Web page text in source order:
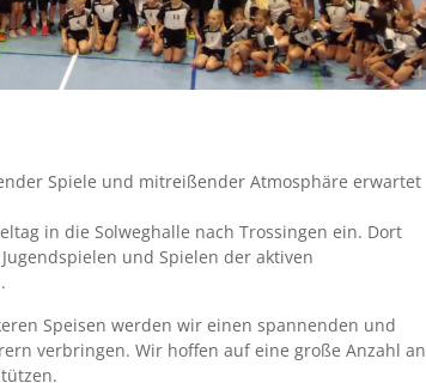
Spiele und mitreißender Atmosphäre erwartet
in die Solweghalle nach Trossingen ein. Dort
und Spielen der aktiven
Speisen werden wir einen spannenden und
verbringen. Wir hoffen auf eine große Anzahl an